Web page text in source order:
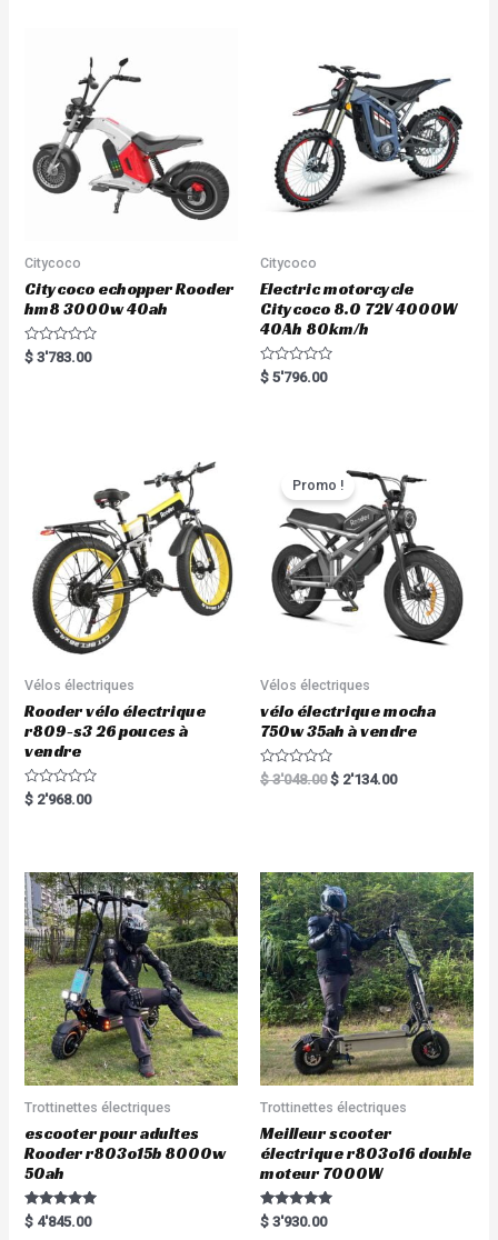
Citycoco
Citycoco echopper Rooder
hm8 3000w 40ah
R
a
$ 3'783.00
Citycoco
Electric motorcycle
Citycoco 8.0 72V 4000W
40Ah 80km/h
R
a
$ 5'796.00
Vélos électriques
Rooder vélo électrique
r809-s3 26 pouces à
vendre
R
a
o
u
t
o
f
5
$ 2'968.00
Promo !
Vélos électriques
vélo électrique mocha
750w 35ah à vendre
R
a
u
t
o
f
5
$3'048.00 $ 2'134.00
Trottinettes électriques
escooter pour adultes
Rooder r803o15b 8000w
50ah
Rated
5.00
$ 4'845.00
Trottinettes électriques
Meilleur scooter
électrique r803o16 double
moteur 7000W
Rated
5.00
$ 3'930.00